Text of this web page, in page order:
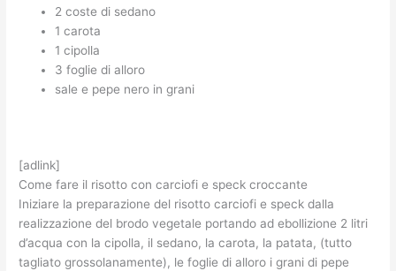
2 coste di sedano
1 carota
1 cipolla
3 foglie di alloro
sale e pepe nero in grani
[adlink]
Come fare il risotto con carciofi e speck croccante
Iniziare la preparazione del risotto carciofi e speck dalla
realizzazione del brodo vegetale portando ad ebollizione 2 litri
d’acqua con la cipolla, il sedano, la carota, la patata, (tutto
tagliato grossolanamente), le foglie di alloro i grani di pepe